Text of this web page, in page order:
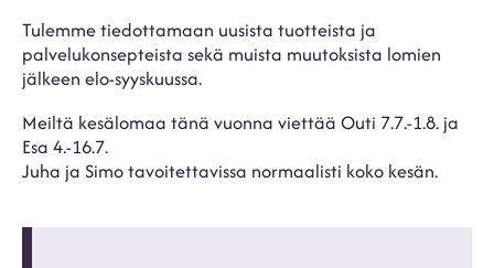
Tulemme tiedottamaan uusista tuotteista ja
palvelukonsepteista sekä muista muutoksista lomien
jälkeen elo-syyskuussa.
Meiltä kesälomaa tänä vuonna viettää Outi 7.7.-1.8. ja
Esa 4.-16.7.
Juha ja Simo tavoitettavissa normaalisti koko kesän.